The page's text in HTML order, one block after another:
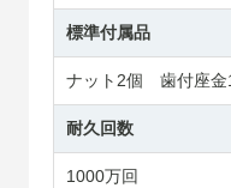
標準付属品
ナット2個 歯付座金
耐久回数
1000万回